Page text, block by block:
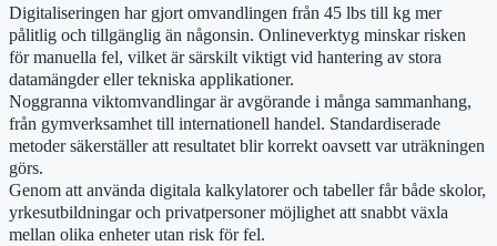
Digitaliseringen har gjort omvandlingen från 45 lbs till kg mer
pålitlig och tillgänglig än någonsin. Onlineverktyg minskar risken
för manuella fel, vilket är särskilt viktigt vid hantering av stora
datamängder eller tekniska applikationer.
Noggranna viktomvandlingar är avgörande i många sammanhang,
från gymverksamhet till internationell handel. Standardiserade
metoder säkerställer att resultatet blir korrekt oavsett var uträkningen
görs.
Genom att använda digitala kalkylatorer och tabeller får både skolor,
yrkesutbildningar och privatpersoner möjlighet att snabbt växla
mellan olika enheter utan risk för fel.